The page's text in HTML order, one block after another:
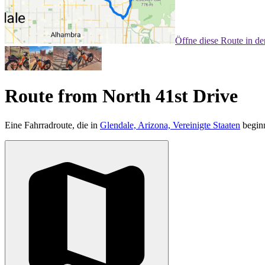
Öffne diese Route in
Route from North 41st Drive
Eine Fahrradroute, die in Glendale, Arizona, Vereinigte Staaten